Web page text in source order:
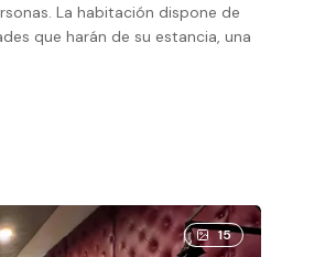
La habitación dispone de
que harán de su estancia, una
15